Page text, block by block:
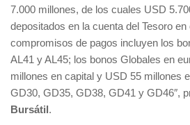
7.000 millones, de los cuales USD
depositados en la cuenta del Tesoro
compromisos de pagos incluyen los
AL41 y AL45; los bonos Globales en
millones en capital y USD 55 millones
GD30, GD35, GD38, GD41 y GD46″,
Bursátil.